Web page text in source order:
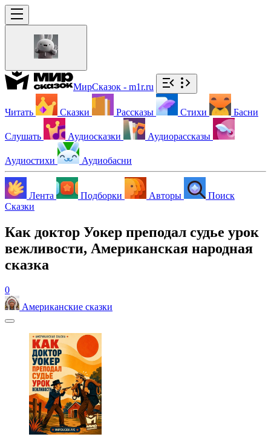
МирСказок - m1r.ru
Читать Сказки Рассказы Стихи Басни
Слушать Аудиосказки Аудиорассказы
Аудиостихи Аудиобасни
Лента Подборки Авторы
Поиск
Сказки
Как доктор Уокер преподал судье урок
вежливости, Американская народная
сказка
0
Американские сказки